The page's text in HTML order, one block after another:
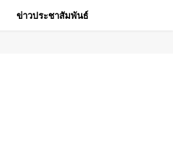
ข่าวประชาสัมพันธ์